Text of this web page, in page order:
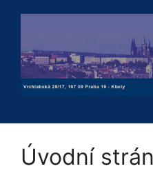
Úvodní